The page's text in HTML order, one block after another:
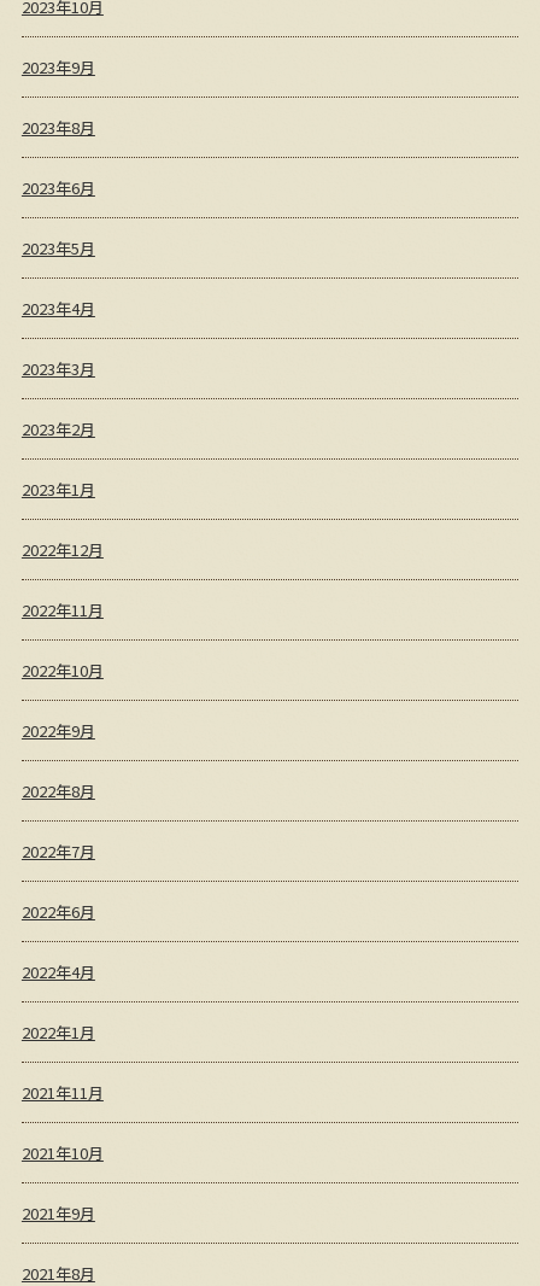
2023年10月
2023年9月
2023年8月
2023年6月
2023年5月
2023年4月
2023年3月
2023年2月
2023年1月
2022年12月
2022年11月
2022年10月
2022年9月
2022年8月
2022年7月
2022年6月
2022年4月
2022年1月
2021年11月
2021年10月
2021年9月
2021年8月